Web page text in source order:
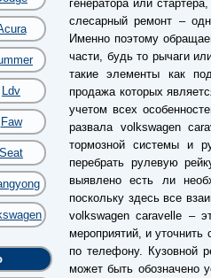
Ldv
Faw
Seat
генератора или
слесарный ремонт –
Именно поэтому
части, будь то рычаги
такие элементы как
продажа которых
учетом всех
развала volkswagen
тормозной системы и
перебрать рулевую
выявлено есть ли
поскольку здесь все
volkswagen caravelle –
мероприятий, и
по телефону. Кузовной
может быть обозначено